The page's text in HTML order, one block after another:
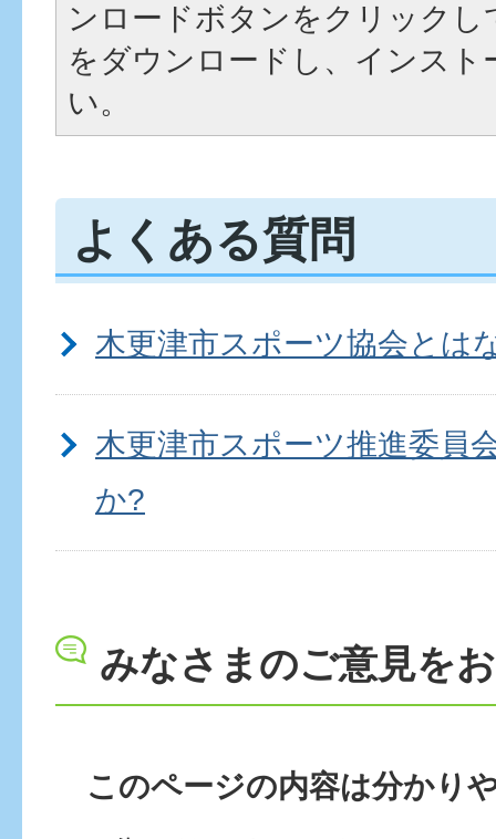
ンロードボタンをクリック
をダウンロードし、インスト
い。
よくある質問
木更津市スポーツ協会とは
木更津市スポーツ推進委員
か?
みなさまのご意見を
このページの内容は分かり